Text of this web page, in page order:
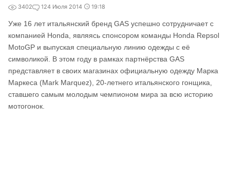
3402 124 Июля 2014 19:18
Уже 16 лет итальянский бренд GAS успешно сотрудничает с
компанией Honda, являясь спонсором команды Honda Repsol
MotoGP и выпуская специальную линию одежды с её
символикой. В этом году в рамках партнёрства GAS
представляет в своих магазинах официальную одежду Марка
Маркеса (Mark Marquez), 20-летнего итальянского гонщика,
ставшего самым молодым чемпионом мира за всю историю
мотогонок.